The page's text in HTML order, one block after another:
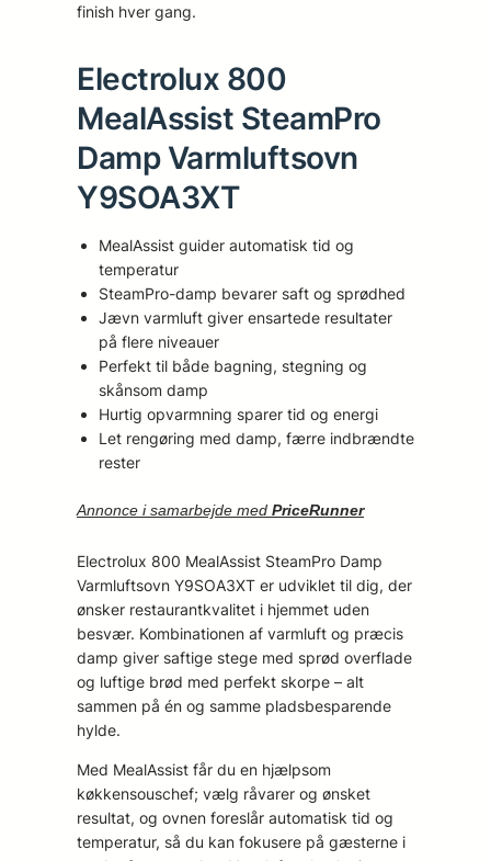
finish hver gang.
Electrolux 800
MealAssist SteamPro
Damp Varmluftsovn
Y9SOA3XT
MealAssist guider automatisk tid og
temperatur
SteamPro-damp bevarer saft og sprødhed
Jævn varmluft giver ensartede resultater
på flere niveauer
Perfekt til både bagning, stegning og
skånsom damp
Hurtig opvarmning sparer tid og energi
Let rengøring med damp, færre indbrændte
rester
Annonce i samarbejde med PriceRunner
Electrolux 800 MealAssist SteamPro Damp
Varmluftsovn Y9SOA3XT er udviklet til dig, der
ønsker restaurantkvalitet i hjemmet uden
besvær. Kombinationen af varmluft og præcis
damp giver saftige stege med sprød overflade
og luftige brød med perfekt skorpe – alt
sammen på én og samme pladsbesparende
hylde.
Med MealAssist får du en hjælpsom
køkkensouschef; vælg råvarer og ønsket
resultat, og ovnen foreslår automatisk tid og
temperatur, så du kan fokusere på gæsterne i